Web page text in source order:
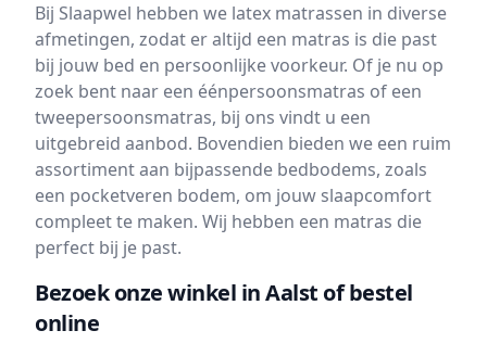
Bij Slaapwel hebben we latex matrassen in diverse
afmetingen, zodat er altijd een matras is die past
bij jouw bed en persoonlijke voorkeur. Of je nu op
zoek bent naar een éénpersoonsmatras of een
tweepersoonsmatras, bij ons vindt u een
uitgebreid aanbod. Bovendien bieden we een ruim
assortiment aan bijpassende bedbodems, zoals
een pocketveren bodem, om jouw slaapcomfort
compleet te maken. Wij hebben een matras die
perfect bij je past.
Bezoek onze winkel in Aalst of bestel
online